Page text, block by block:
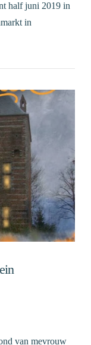
half juni 2019 in
in
van mevrouw